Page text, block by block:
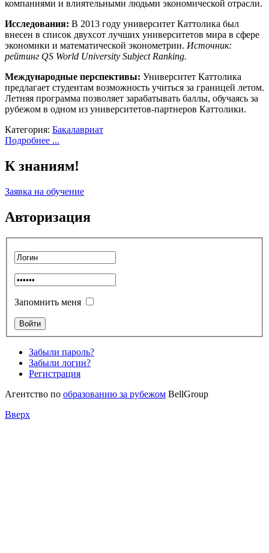
компаниями и влиятельными людьми экономической отрасли.
Исследования: В 2013 году университет Каттолика был
внесен в список двухсот лучших университетов мира в сфере
экономики и математической эконометрии. Источник:
рейтинг QS World University Subject Ranking.
Международные перспективы: Университет Каттолика
предлагает студентам возможность учиться за границей летом.
Летняя программа позволяет зарабатывать баллы, обучаясь за
рубежом в одном из университетов-партнеров Каттолики.
Категория: Бакалавриат
Подробнее ...
К знаниям!
Заявка на обучение
Авторизация
Запомнить меня
Забыли пароль?
Забыли логин?
Регистрация
Агентство по образованию за рубежом BellGroup
Вверх